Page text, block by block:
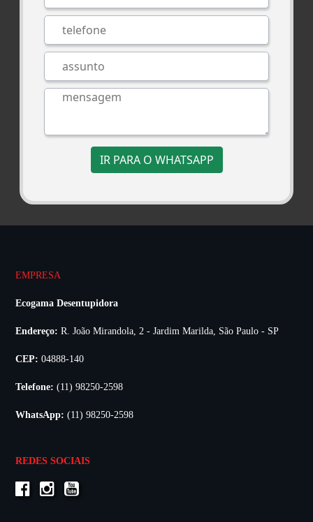
IR PARA O WHATSAPP
EMPRESA
Ecogama Desentupidora
Endereço: R. João Mirandola, 2 - Jardim Marilda, São Paulo - SP
CEP: 04888-140
Telefone: (11) 98250-2598
WhatsApp: (11) 98250-2598
REDES SOCIAIS